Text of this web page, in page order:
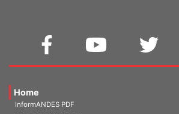
Home
InformANDES PDF